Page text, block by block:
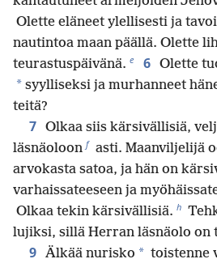
Olette eläneet ylellisesti ja
nautintoa maan päällä. Olette
teurastuspäivänä. e 6 Olette
* syylliseksi ja murhanneet
teitä?
7 Olkaa siis kärsivällisiä,
läsnäoloon f asti. Maanviljelijä
arvokasta satoa, ja hän on
varhaissateeseen ja
Olkaa tekin kärsivällisiä. h
lujiksi, sillä Herran läsnäolo on
9 Älkää nurisko * toistenne